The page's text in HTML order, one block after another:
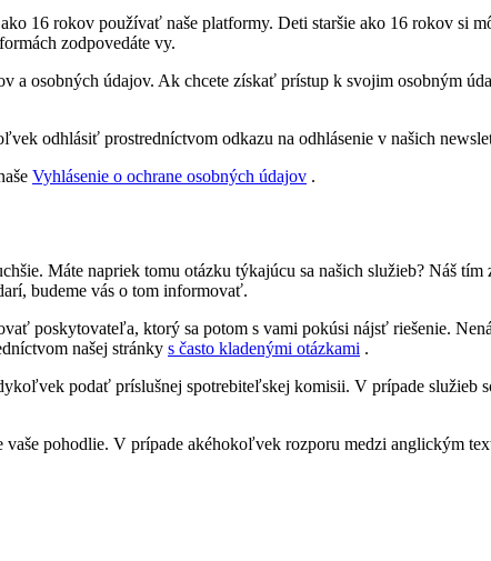
16 rokov používať naše platformy. Deti staršie ako 16 rokov si
zodpovedáte vy.
a osobných údajov. Ak chcete získať prístup k svojim osobným
odhlásiť prostredníctvom odkazu na odhlásenie v našich
Vyhlásenie o ochrane osobných údajov .
Máte napriek tomu otázku týkajúcu sa našich služieb? Náš
budeme vás o tom informovať.
poskytovateľa, ktorý sa potom s vami pokúsi nájsť riešenie.
našej stránky s často kladenými otázkami .
podať príslušnej spotrebiteľskej komisii. V prípade služieb
pohodlie. V prípade akéhokoľvek rozporu medzi anglickým